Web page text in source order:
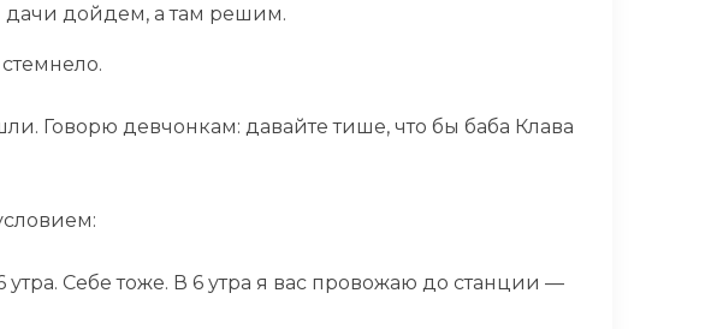
дачи дойдем, а там решим.
Говорю девчонкам: давайте тише, что бы баба Клава
Себе тоже. В 6 утра я вас провожаю до станции —